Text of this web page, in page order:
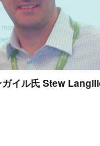
ガイル氏 Stew